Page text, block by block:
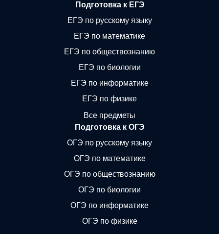
Подготовка к ЕГЭ
ЕГЭ по русскому языку
ЕГЭ по математике
ЕГЭ по обществознанию
ЕГЭ по биологии
ЕГЭ по информатике
ЕГЭ по физике
Все предметы
Подготовка к ОГЭ
ОГЭ по русскому языку
ОГЭ по математике
ОГЭ по обществознанию
ОГЭ по биологии
ОГЭ по информатике
ОГЭ по физике